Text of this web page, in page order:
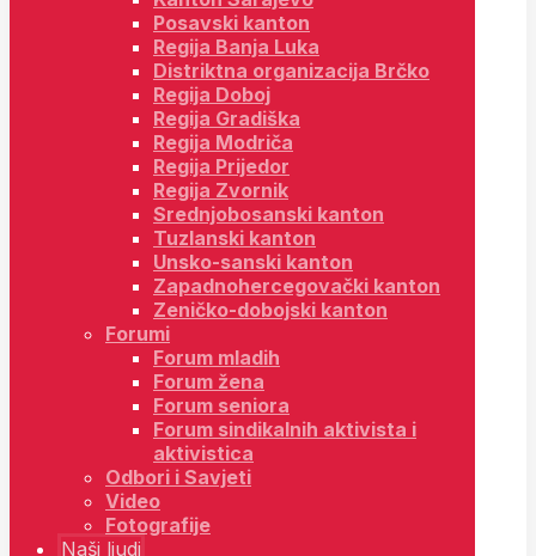
Posavski kanton
Regija Banja Luka
Distriktna organizacija Brčko
Regija Doboj
Regija Gradiška
Regija Modriča
Regija Prijedor
Regija Zvornik
Srednjobosanski kanton
Tuzlanski kanton
Unsko-sanski kanton
Zapadnohercegovački kanton
Zeničko-dobojski kanton
Forumi
Forum mladih
Forum žena
Forum seniora
Forum sindikalnih aktivista i
aktivistica
Odbori i Savjeti
Video
Fotografije
Naši ljudi